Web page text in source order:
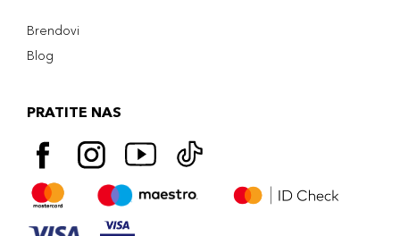
Brendovi
Blog
PRATITE NAS